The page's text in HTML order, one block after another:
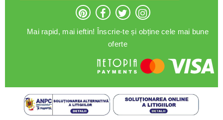
Mai rapid, mai ieftin! Înscrie-te și obține cele mai bune
oferte